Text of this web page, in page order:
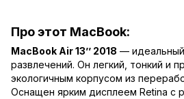
Про этот MacBook:
MacBook Air 13’’ 2018 —
развлечений. Он легкий, тонкий и
экологичным корпусом из
Оснащен ярким дисплеем Retina с